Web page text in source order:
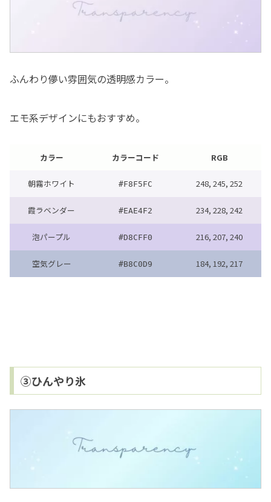
ふんわり儚い雰囲気の透明感カラー。
エモ系デザインにもおすすめ。
カラー カラーコード RGB
朝霧ホワイト #F8F5FC 248, 245, 252
霞ラベンダー #EAE4F2 234, 228, 242
泡パープル #D8CFF0 216, 207, 240
空気グレー #B8C0D9 184, 192, 217
③ひんやり氷